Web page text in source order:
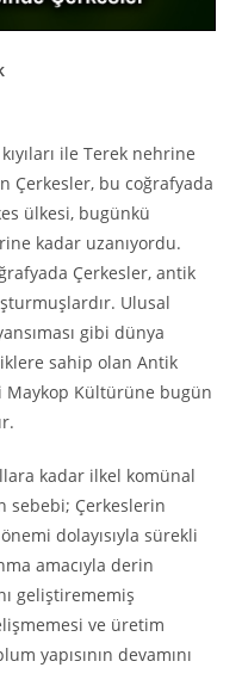
ile Terek nehrine
Çerkesler, bu coğrafyada
ülkesi, bugünkü
kadar uzanıyordu.
Çerkesler, antik
Ulusal
gibi dünya
sahip olan Antik
Maykop Kültürüne bugün
kadar ilkel komünal
sebebi; Çerkeslerin
dolayısıyla sürekli
amacıyla derin
geliştirememiş
ve üretim
yapısının devamını